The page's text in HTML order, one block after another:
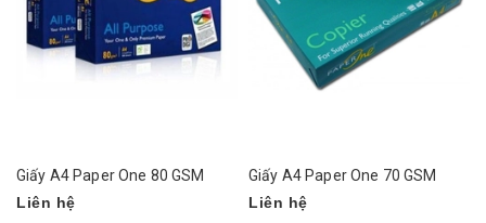
Giấy A4 Paper One 80 GSM
Liên hệ
Giấy A4 Paper One 70 GSM
Liên hệ